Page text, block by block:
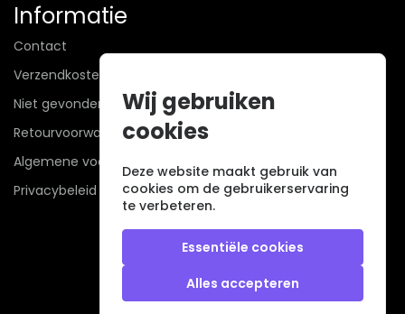
Informatie
Contact
Verzendkosten
Niet gevonden? Wij zoeken mee!
Retourvoorwaarden
Algemene voorwaarden
Privacybeleid
Wij gebruiken
cookies
Deze website maakt gebruik van
cookies om de gebruikerservaring
te verbeteren.
Essentiële cookies
Alles accepteren